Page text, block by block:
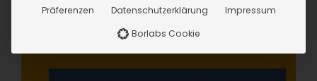
Präferenzen Datenschutzerklärung
Impressum
Borlabs Cookie